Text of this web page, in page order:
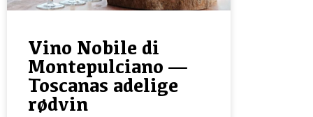
Vino Nobile di
Montepulciano —
Toscanas adelige
rødvin